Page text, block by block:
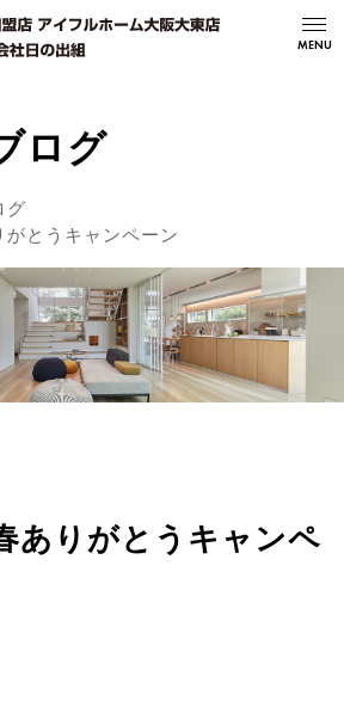
MENU
ログ
グ
とうキャンペーン
りがとうキャンペ